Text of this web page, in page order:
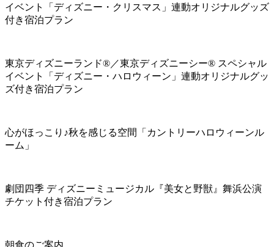
イベント「ディズニー・クリスマス」連動オリジナルグッズ
付き宿泊プラン
東京ディズニーランド®／東京ディズニーシー® スペシャル
イベント「ディズニー・ハロウィーン」連動オリジナルグッ
ズ付き宿泊プラン
心がほっこり♪秋を感じる空間「カントリーハロウィーンル
ーム」
劇団四季 ディズニーミュージカル『美女と野獣』舞浜公演
チケット付き宿泊プラン
朝食のご案内